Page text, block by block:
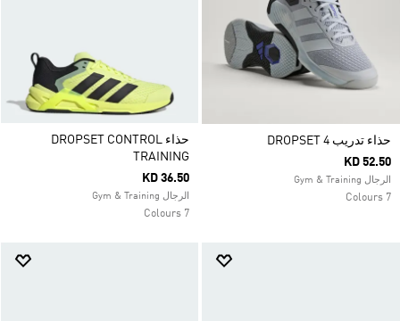
حذاء تدريب DROPSET 4
KD 52.50
الرجال Gym & Training
7 Colours
حذاء DROPSET CONTROL
TRAINING
KD 36.50
الرجال Gym & Training
7 Colours